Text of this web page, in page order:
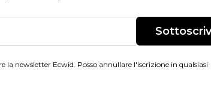
la newsletter Ecwid. Posso annullare l'iscrizione in qualsiasi